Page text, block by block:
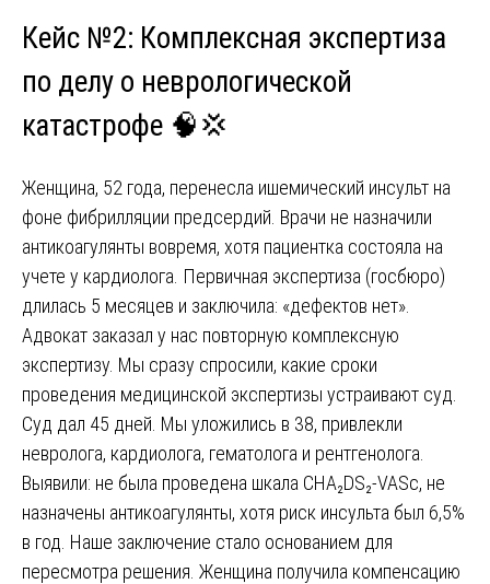
Кейс №2: Комплексная экспертиза
по делу о неврологической
катастрофе 🧠💢
Женщина, 52 года, перенесла ишемический инсульт на
фоне фибрилляции предсердий. Врачи не назначили
антикоагулянты вовремя, хотя пациентка состояла на
учете у кардиолога. Первичная экспертиза (госбюро)
длилась 5 месяцев и заключила: «дефектов нет».
Адвокат заказал у нас повторную комплексную
экспертизу. Мы сразу спросили, какие сроки
проведения медицинской экспертизы устраивают суд.
Суд дал 45 дней. Мы уложились в 38, привлекли
невролога, кардиолога, гематолога и рентгенолога.
Выявили: не была проведена шкала CHA₂DS₂-VASc, не
назначены антикоагулянты, хотя риск инсульта был 6,5%
в год. Наше заключение стало основанием для
пересмотра решения. Женщина получила компенсацию